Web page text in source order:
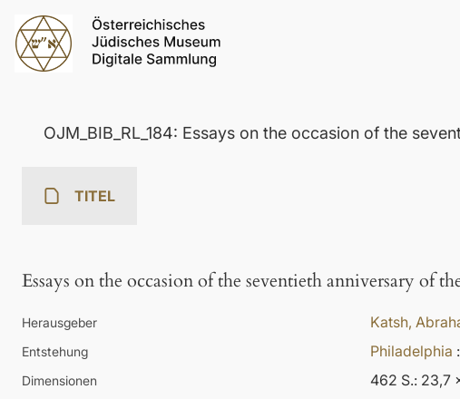
OJM_BIB_RL_184: Essays on the occasion of the
TITEL
Essays on the occasion of the seventieth anniversary of
Herausgeber Katsh,
Entstehung Philadelphia :
Dimensionen 462 S.: 23,7